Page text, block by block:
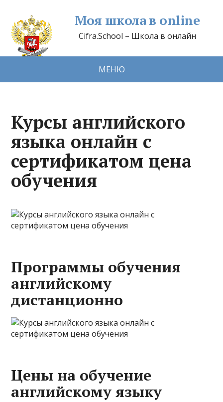
Моя школа в online
Cifra.School – Школа в онлайн
МЕНЮ
Курсы английского
языка онлайн с
сертификатом цена
обучения
Программы обучения
английскому
дистанционно
Цены на обучение
английскому языку